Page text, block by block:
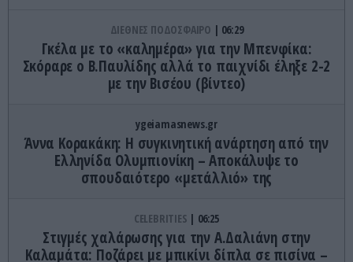
ΔΙΕΘΝΕΣ ΠΟΔΟΣΦΑΙΡΟ 06:29
Γκέλα με το «καλημέρα» για την Μπενφίκα:
Σκόραρε ο Β.Παυλίδης αλλά το παιχνίδι έληξε 2-2
με την Βισέου (βίντεο)
ygeiamasnews.gr
Άννα Κορακάκη: Η συγκινητική ανάρτηση από την
Ελληνίδα Ολυμπιονίκη – Αποκάλυψε το
σπουδαιότερο «μετάλλιό» της
CELEBRITIES 06:25
Στιγμές χαλάρωσης για την Α.Δαλιάνη στην
Καλαμάτα: Ποζάρει με μπικίνι δίπλα σε πισίνα –